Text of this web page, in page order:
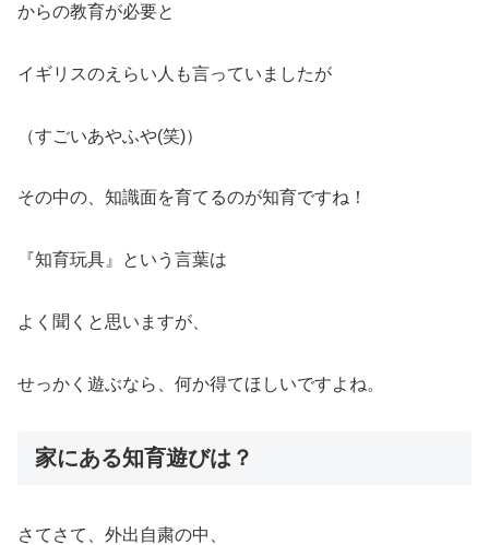
からの教育が必要と
イギリスのえらい人も言っていましたが
（すごいあやふや(笑)）
その中の、知識面を育てるのが知育ですね！
『知育玩具』という言葉は
よく聞くと思いますが、
せっかく遊ぶなら、何か得てほしいですよね。
家にある知育遊びは？
さてさて、外出自粛の中、